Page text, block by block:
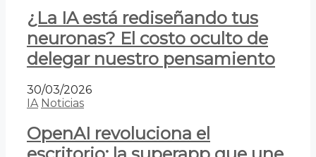
¿La IA está rediseñando tus
neuronas? El costo oculto de
delegar nuestro pensamiento
30/03/2026
IA Noticias
OpenAI revoluciona el